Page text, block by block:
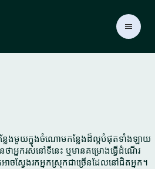
ែងមួយក្នុងចំណោមកន្លែងដ៏ល្អបំផុតទាំងឡាយ
ាអ្នករស់នៅទីនេះ ឬមានគម្រោងធ្វើដំណើរ
ាចស្វែងរកអ្នកស្រុកជាច្រើនដែលនៅជិតអ្នក។